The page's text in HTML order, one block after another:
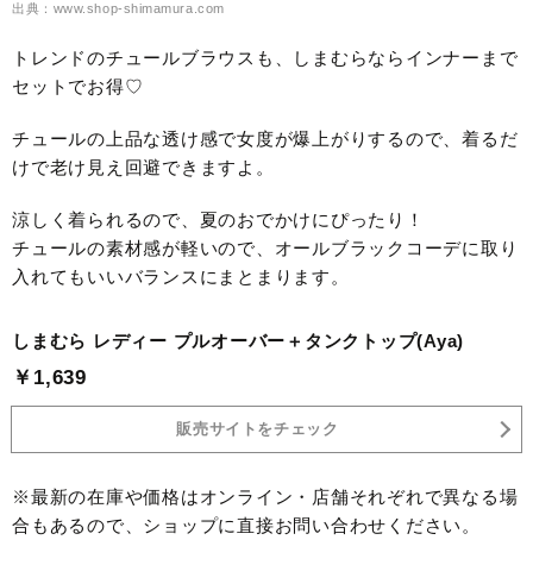
出典：www.shop-shimamura.com
トレンドのチュールブラウスも、しまむらならインナーまで
セットでお得♡
チュールの上品な透け感で女度が爆上がりするので、着るだ
けで老け見え回避できますよ。
涼しく着られるので、夏のおでかけにぴったり！
チュールの素材感が軽いので、オールブラックコーデに取り
入れてもいいバランスにまとまります。
しまむら レディー プルオーバー＋タンクトップ(Aya)
￥1,639
販売サイトをチェック
※最新の在庫や価格はオンライン・店舗それぞれで異なる場
合もあるので、ショップに直接お問い合わせください。